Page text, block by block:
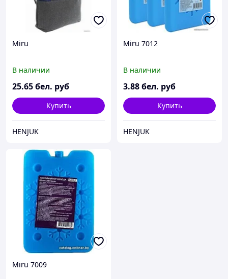
Miru
В наличии
25.65бел. руб
Купить
HENJUK
Miru 7012
В наличии
3.88бел. руб
Купить
HENJUK
Miru 7009